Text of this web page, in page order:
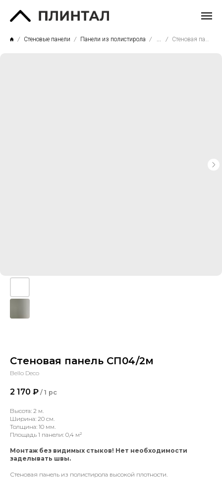
Стеновые панели Панели из полистирола
Стеновая панель СП04/2м
Bello Deco
2 170 ₽ / 1 pc
Высота: 2 м.
Ширина: 20 см.
Толщина: 10 мм.
Площадь 1 панели: 0,4 м²
Монтаж без видимых стыков! Нет необходимости
заделывать швы.
Стеновая панель из полистирола высокой плотности.